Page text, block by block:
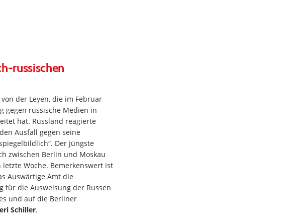
russischen
der Leyen, die im Februar
gegen russische Medien in
hat. Russland reagierte
Ausfall gegen seine
Der jüngste
zwischen Berlin und Moskau
Woche. Bemerkenswert ist
Auswärtige Amt die
für die Ausweisung der Russen
und auf die Berliner
Schiller.